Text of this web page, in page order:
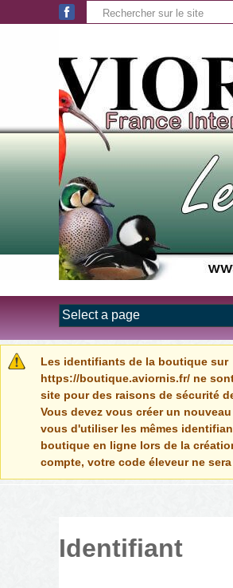
Aller au contenu principal
Message
Les identifiants de la boutique sur
https://boutique.aviornis.fr/ ne
site pour des raisons de sécurité
Vous devez vous créer un
vous d'utiliser les mêmes
boutique en ligne lors de la
compte, votre code éleveur ne
Identifiant